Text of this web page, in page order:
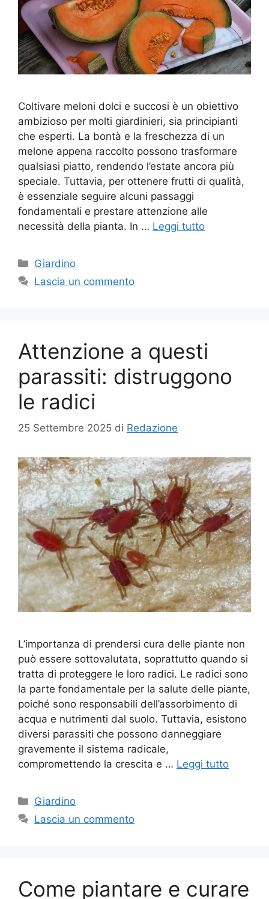
Coltivare meloni dolci e succosi è un obiettivo
ambizioso per molti giardinieri, sia principianti
che esperti. La bontà e la freschezza di un
melone appena raccolto possono trasformare
qualsiasi piatto, rendendo l’estate ancora più
speciale. Tuttavia, per ottenere frutti di qualità,
è essenziale seguire alcuni passaggi
fondamentali e prestare attenzione alle
necessità della pianta. In … Leggi tutto
Categorie
Giardino
Lascia un commento
Attenzione a questi
parassiti: distruggono
le radici
25 Settembre 2025 di Redazione
L’importanza di prendersi cura delle piante non
può essere sottovalutata, soprattutto quando si
tratta di proteggere le loro radici. Le radici sono
la parte fondamentale per la salute delle piante,
poiché sono responsabili dell’assorbimento di
acqua e nutrimenti dal suolo. Tuttavia, esistono
diversi parassiti che possono danneggiare
gravemente il sistema radicale,
compromettendo la crescita e … Leggi tutto
Categorie
Giardino
Lascia un commento
Come piantare e curare